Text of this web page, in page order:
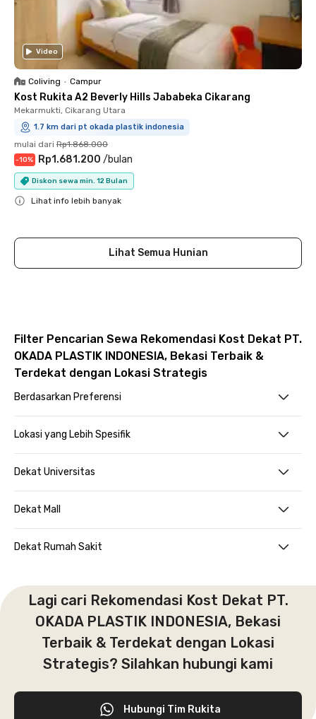
Video
Coliving • Campur
Kost Rukita A2 Beverly Hills Jababeka Cikarang
Mekarmukti, Cikarang Utara
1.7 km dari pt okada plastik indonesia
mulai dari Rp1.868.000
-10% Rp1.681.200 /bulan
Diskon sewa min. 12 Bulan
Lihat info lebih banyak
Lihat Semua Hunian
Filter Pencarian Sewa Rekomendasi Kost Dekat PT.
OKADA PLASTIK INDONESIA, Bekasi Terbaik &
Terdekat dengan Lokasi Strategis
Berdasarkan Preferensi
Lokasi yang Lebih Spesifik
Dekat Universitas
Dekat Mall
Dekat Rumah Sakit
Lagi cari Rekomendasi Kost Dekat PT.
OKADA PLASTIK INDONESIA, Bekasi
Terbaik & Terdekat dengan Lokasi
Strategis? Silahkan hubungi kami
Hubungi Tim Rukita